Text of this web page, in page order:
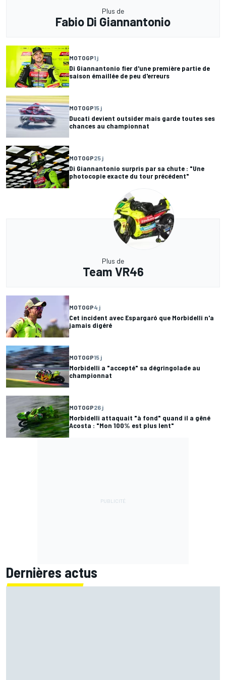
Plus de
Fabio Di Giannantonio
MOTOGP1 j
Di Giannantonio fier d'une première partie de
saison émaillée de peu d'erreurs
MOTOGP15 j
Ducati devient outsider mais garde toutes ses
chances au championnat
MOTOGP25 j
Di Giannantonio surpris par sa chute : "Une
photocopie exacte du tour précédent"
Plus de
Team VR46
MOTOGP4 j
Cet incident avec Espargaró que Morbidelli n'a
jamais digéré
MOTOGP15 j
Morbidelli a "accepté" sa dégringolade au
championnat
MOTOGP26 j
Morbidelli attaquait "à fond" quand il a gêné
Acosta : "Mon 100% est plus lent"
Dernières actus